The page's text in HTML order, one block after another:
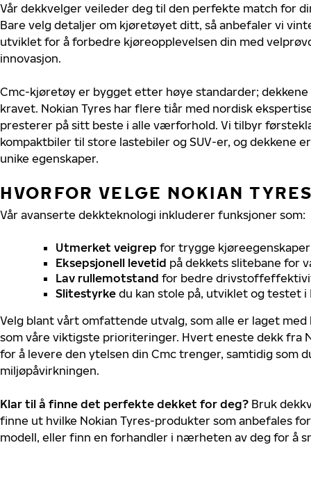
Vår dekkvelger veileder deg til den perfekte match for
Bare velg detaljer om kjøretøyet ditt, så anbefaler vi
utviklet for å forbedre kjøreopplevelsen din med
innovasjon.
Cmc-kjøretøy er bygget etter høye standarder;
kravet. Nokian Tyres har flere tiår med nordisk
presterer på sitt beste i alle værforhold. Vi tilbyr
kompaktbiler til store lastebiler og SUV-er, og dekkene
unike egenskaper.
HVORFOR VELGE NOKIAN
Vår avanserte dekkteknologi inkluderer funksjoner som:
Utmerket veigrep for trygge
Eksepsjonell levetid på dekkets slitebane for
Lav rullemotstand for bedre
Slitestyrke du kan stole på, utviklet og testet i
Velg blant vårt omfattende utvalg, som alle er laget
som våre viktigste prioriteringer. Hvert eneste dekk fra
for å levere den ytelsen din Cmc trenger, samtidig som
miljøpåvirkningen.
Klar til å finne det perfekte dekket for deg? Bruk
finne ut hvilke Nokian Tyres-produkter som anbefales
modell, eller finn en forhandler i nærheten av deg for å